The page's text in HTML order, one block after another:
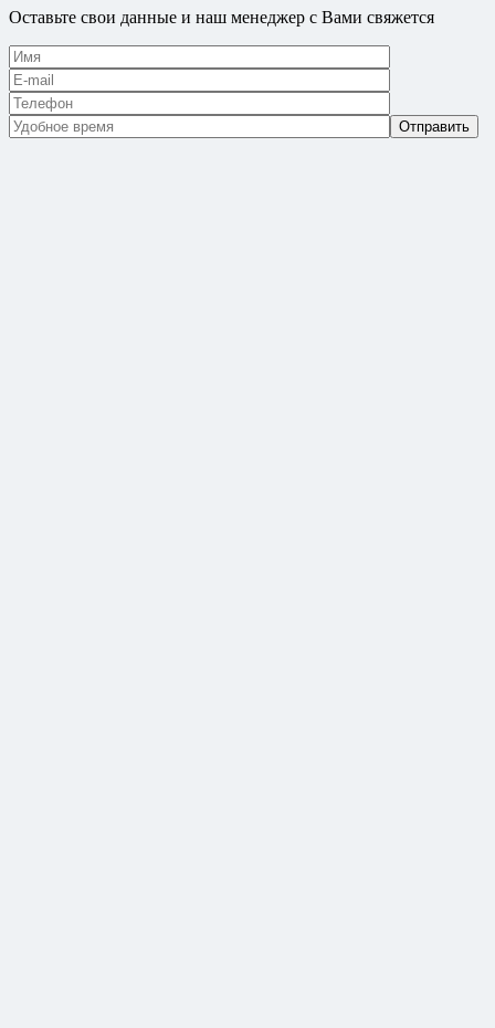
Оставьте свои данные и наш менеджер с Вами свяжется